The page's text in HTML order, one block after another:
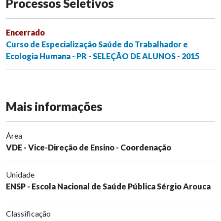
Processos Seletivos
Encerrado
Curso de Especialização Saúde do Trabalhador e
Ecologia Humana - PR - SELEÇÃO DE ALUNOS - 2015
Mais informações
Área
VDE - Vice-Direção de Ensino - Coordenação
Unidade
ENSP - Escola Nacional de Saúde Pública Sérgio Arouca
Classificação